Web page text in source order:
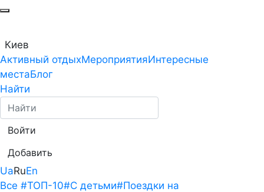
Киев
Активный отдыхМероприятияИнтересные
местаБлог
Найти
Войти
Добавить
UaRuEn
Все #ТОП-10#С детьми#Поездки на